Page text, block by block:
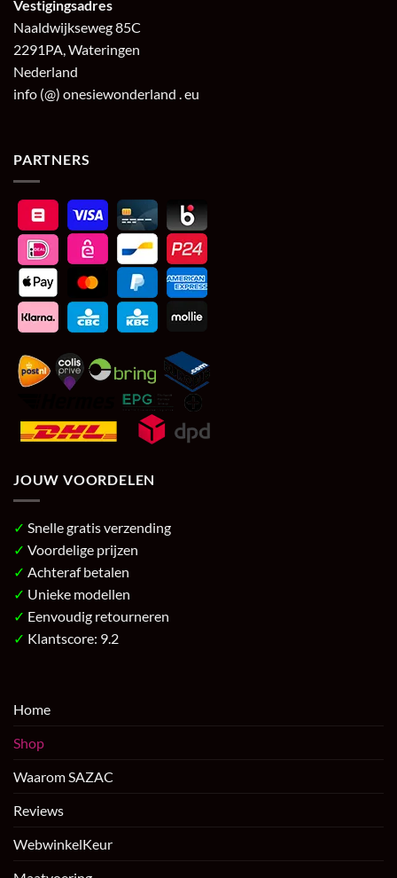
Vestigingsadres
Naaldwijkseweg 85C
2291PA, Wateringen
Nederland
info (@) onesiewonderland . eu
PARTNERS
JOUW VOORDELEN
✓ Snelle gratis verzending
✓ Voordelige prijzen
✓ Achteraf betalen
✓ Unieke modellen
✓ Eenvoudig retourneren
✓ Klantscore: 9.2
Home
Shop
Waarom SAZAC
Reviews
WebwinkelKeur